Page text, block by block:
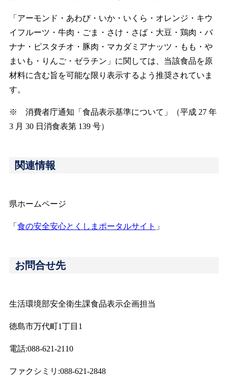
「アーモンド・あわび・いか・いくら・オレンジ・キウ
イフルーツ・牛肉・ごま・さけ・さば・大豆・鶏肉・バ
ナナ・ピスタチオ・豚肉・マカダミアナッツ・もも・や
まいも・りんご・ゼラチン」に関しては、当該食品を原
材料に含む旨を可能な限り表示するよう推奨されていま
す。
※ 消費者庁通知「食品表示基準について」（平成 27 年
3 月 30 日消食表第 139 号）
関連情報
県ホームページ
「 食の安全安心とくしまポータルサイト 」
お問合せ先
生活環境部安全衛生課食品表示企画担当
徳島市万代町1丁目1
電話:088-621-2110
ファクシミリ:088-621-2848